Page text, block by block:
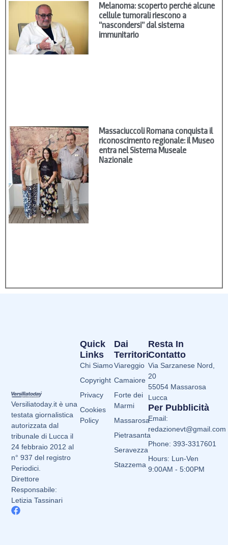
Melanoma: scoperto perché alcune
cellule tumorali riescono a
“nascondersi” dal sistema
immunitario
Massaciuccoli Romana conquista il
riconoscimento regionale: il Museo
entra nel Sistema Museale
Nazionale
Versiliatoday.it è una
testata giornalistica
autorizzata dal
tribunale di Lucca il
24 febbraio 2012 al
n° 937 del registro
Periodici.
Direttore
Responsabile:
Letizia Tassinari
Dai
Territori
Viareggio
Camaiore
Forte dei
Marmi
Massarosa
Pietrasanta
Seravezza
Stazzema
Quick
Links
Chi Siamo
Copyright
Privacy
Cookies
Policy
Resta In
Contatto
Via Sarzanese Nord,
20
55054 Massarosa
Lucca
Per Pubblicità
Email:
redazionevt@gmail.com
Phone: 393-3317601
Hours: Lun-Ven
9:00AM - 5:00PM